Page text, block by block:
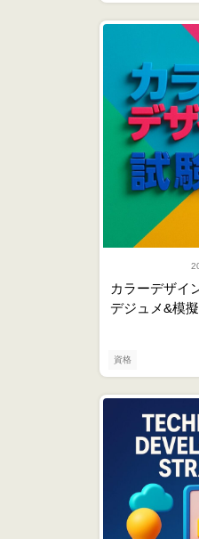
資格
カラーデザイ
デジュメ&模